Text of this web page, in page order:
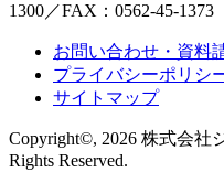
1300／FAX：0562-45-1373
お問い合わせ・資料
プライバシーポリシ
サイトマップ
Copyright©, 2026 株式会社
Rights Reserved.